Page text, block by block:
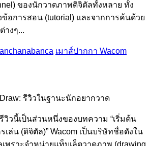
ของนักวาดภาพดิจิตัลทั้งหลาย ทั้ง
อการสอน (tutorial) และจากการค้นด้วย
างๆ...
เมาส์ปากกา Wacom
รีวิวในฐานะนักอยากวาด
วิวนี้เป็นส่วนหนึ่งของบทความ “เริ่มต้น
เล่น (ดิจิตัล)” Wacom เป็นบริษัทชื่อดังใน